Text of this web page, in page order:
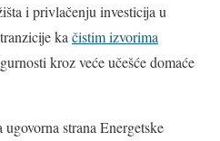
i privlačenju investicija u
ka čistim izvorima
kroz veće učešće domaće
strana Energetske